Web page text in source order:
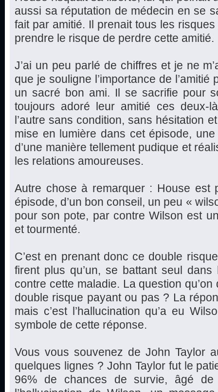
aussi sa réputation de médecin en se
fait par amitié. Il prenait tous les
prendre le risque de perdre cette amitié.
J’ai un peu parlé de chiffres et je ne
que je souligne l’importance de l’amitié
un sacré bon ami. Il se sacrifie pour
toujours adoré leur amitié ces deux-
l’autre sans condition, sans hésitation
mise en lumière dans cet épisode,
d’une manière tellement pudique et
les relations amoureuses.
Autre chose à remarquer : House est
épisode, d’un bon conseil, un peu «
pour son pote, par contre Wilson est
et tourmenté.
C’est en prenant donc ce double
firent plus qu’un, se battant seul
contre cette maladie. La question
double risque payant ou pas ? La
mais c’est l’hallucination qu’a eu
symbole de cette réponse.
Vous vous souvenez de John Taylor
quelques lignes ? John Taylor fut le
96% de chances de survie, âgé